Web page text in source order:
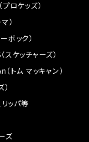
ロケッズ）
）
ボック）
スケッチャーズ）
トム マッキャン）
ッパ等
ズ